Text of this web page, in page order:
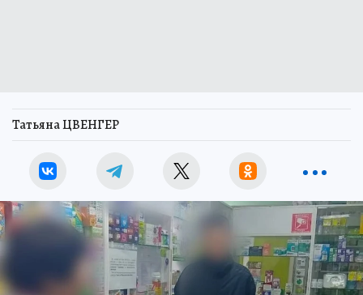
Татьяна ЦВЕНГЕР